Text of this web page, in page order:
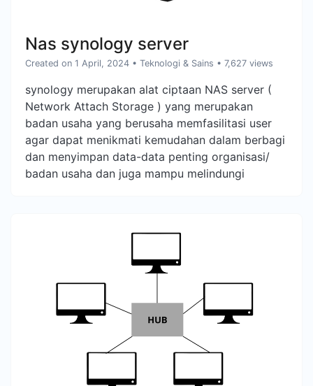
Nas synology server
Created on 1 April, 2024 • Teknologi & Sains • 7,627 views
synology merupakan alat ciptaan NAS server (
Network Attach Storage ) yang merupakan
badan usaha yang berusaha memfasilitasi user
agar dapat menikmati kemudahan dalam berbagi
dan menyimpan data-data penting organisasi/
badan usaha dan juga mampu melindungi